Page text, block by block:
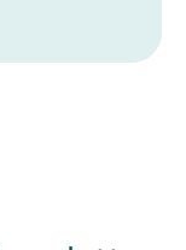
Schutz passt in
Damit die